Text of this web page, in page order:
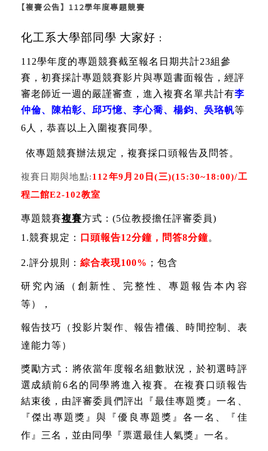
【複賽公告】112學年度專題競賽
化工系大學部同學 大家好 ：
112學年度的專題競賽截至報名日期共計23組參
賽，初賽採計專題競賽影片與專題書面報告，經評
審老師近一週的嚴謹審查，進入複賽名單共計有李
仲倫、陳柏彰、邱巧憶、李心喬、楊鈞、吳珞帆等
6 人，恭喜以上入圍複賽同學。
依專題競賽辦法規定，複賽採口頭報告及問答。
複賽日期與地點:112年9 月 20 日(三)(15:30~18:00)/工
程二館E2-102教室
專題競賽複賽方式： (5位教授擔任評審委員)
1.競賽規定： 口頭報告12分鐘，問答8分鐘。
2.評分規則： 綜合表現100% ；包含
研究內涵（創新性、完整性、專題報告本內容
等），
報告技巧（投影片製作、報告禮儀、時間控制、表
達能力等）
獎勵方式：將依當年度報名組數狀況，於初選時評
選成績前6名的同學將進入複賽。在複賽口頭報告
結束後，由評審委員們評出『最佳專題獎』一名、
『傑出專題獎』與『優良專題獎』各一名、『佳
作』三名，並由同學『票選最佳人氣獎』一名。